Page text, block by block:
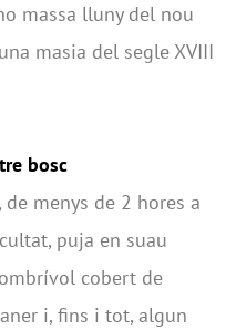
massa lluny del nou
masia del segle XVIII
bosc
de menys de 2 hores a
puja en suau
cobert de
i, fins i tot, algun